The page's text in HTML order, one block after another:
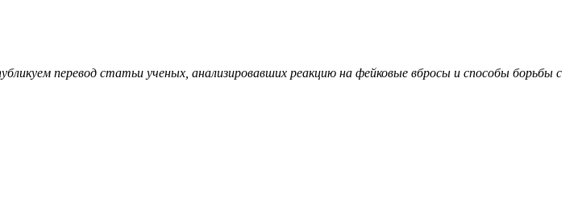
перевод статьи ученых, анализировавших реакцию на фейковые вбросы и способы борьбы с